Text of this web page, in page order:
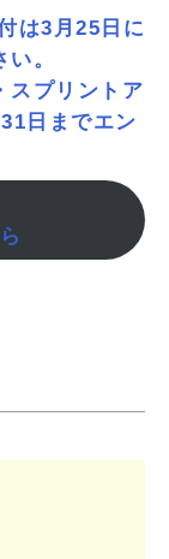
は3月25日に
。
スプリントア
日までエン